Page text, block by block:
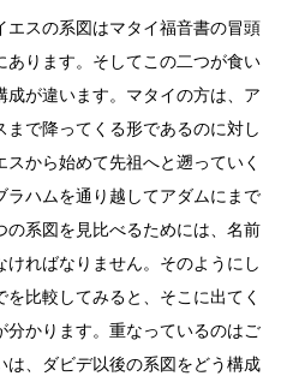
スの系図はマタイ福音書の冒頭
あります。そしてこの二つが食い
が違います。マタイの方は、ア
で降ってくる形であるのに対し
から始めて先祖へと遡っていく
ハムを通り越してアダムにまで
系図を見比べるためには、名前
ればなりません。そのようにし
比較してみると、そこに出てく
分かります。重なっているのはご
は、ダビデ以後の系図をどう構成